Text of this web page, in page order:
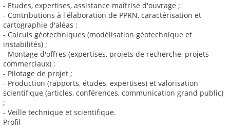
- Etudes, expertises, assistance maîtrise d'ouvrage ;
- Contributions à l'élaboration de PPRN, caractérisation et
cartographie d'aléas ;
- Calculs géotechniques (modélisation géotechnique et
instabilités) ;
- Montage d'offres (expertises, projets de recherche, projets
commerciaux) ;
- Pilotage de projet ;
- Production (rapports, études, expertises) et valorisation
scientifique (articles, conférences, communication grand public)
;
- Veille technique et scientifique.
Profil